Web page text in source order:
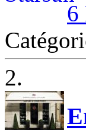
6
2.